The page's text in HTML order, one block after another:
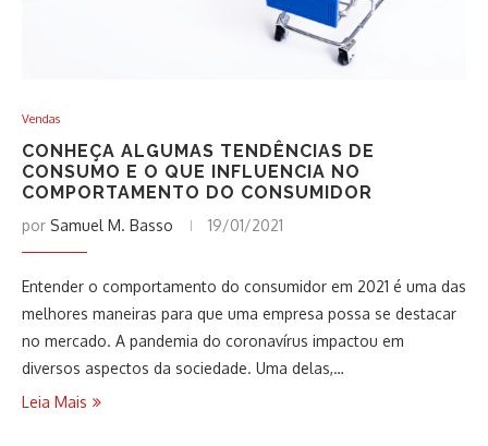
Vendas
CONHEÇA ALGUMAS TENDÊNCIAS DE
CONSUMO E O QUE INFLUENCIA NO
COMPORTAMENTO DO CONSUMIDOR
por Samuel M. Basso 19/01/2021
Entender o comportamento do consumidor em 2021 é uma das
melhores maneiras para que uma empresa possa se destacar
no mercado. A pandemia do coronavírus impactou em
diversos aspectos da sociedade. Uma delas,…
Leia Mais